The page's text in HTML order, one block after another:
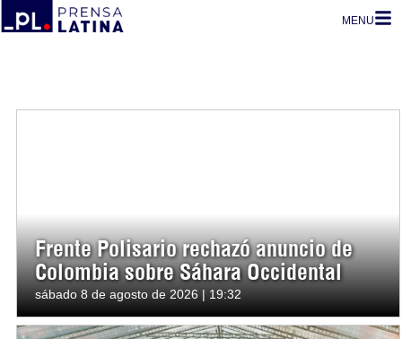
MENU
Frente Polisario rechazó anuncio de
Colombia sobre Sáhara Occidental
sábado 8 de agosto de 2026 | 19:32